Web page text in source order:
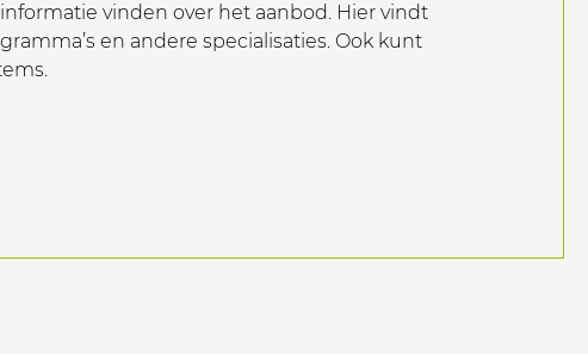
vinden over het aanbod. Hier vindt
en andere specialisaties. Ook kunt